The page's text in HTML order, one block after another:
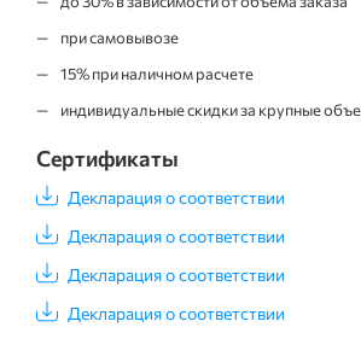
при самовывозе
15% при наличном расчете
индивидуальные скидки за крупные
Сертификаты
Декларация о соответствии
Декларация о соответствии
Декларация о соответствии
Декларация о соответствии